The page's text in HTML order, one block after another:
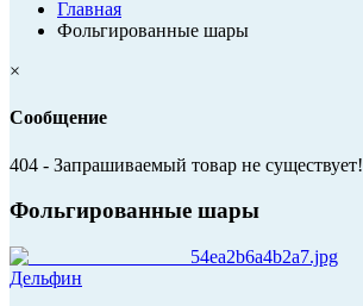
Главная
Фольгированные шары
×
Сообщение
404 - Запрашиваемый товар не существует!
Фольгированные шары
Дельфин